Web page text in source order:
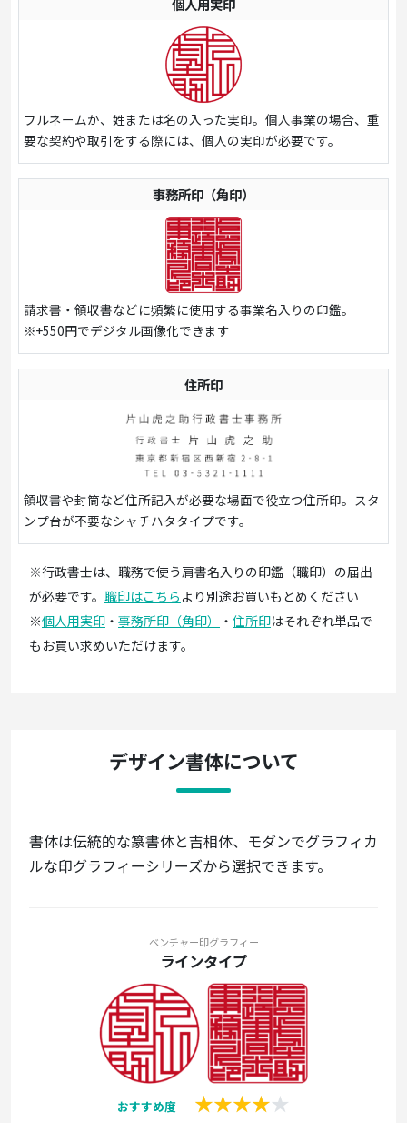
個人用実印
フルネームか、姓または名の入った実印。個人事業の場合、重
要な契約や取引をする際には、個人の実印が必要です。
事務所印（角印）
請求書・領収書などに頻繁に使用する事業名入りの印鑑。
※+550円でデジタル画像化できます
住所印
領収書や封筒など住所記入が必要な場面で役立つ住所印。スタ
ンプ台が不要なシャチハタタイプです。
※行政書士は、職務で使う肩書名入りの印鑑（職印）の届出
が必要です。 職印はこちら より別途お買いもとめください
※個人用実印 ・ 事務所印（角印） ・ 住所印はそれぞれ単品で
もお買い求めいただけます。
デザイン書体について
書体は伝統的な篆書体と吉相体、モダンでグラフィカ
ルな印グラフィーシリーズから選択できます。
ベンチャー印グラフィー
ラインタイプ
おすすめ度